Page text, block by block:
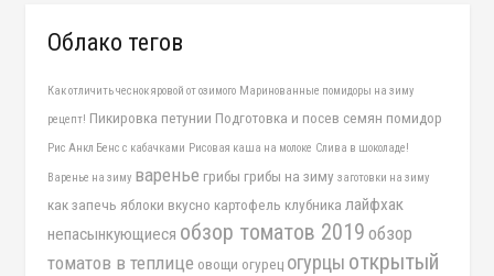
Облако тегов
Как отличить чеснок яровой от озимого Маринованные помидоры на зиму
рецепт! Пикировка петунии Подготовка и посев семян помидор
Рис Анкл Бенс с кабачками Рисовая каша на молоке Слива в шоколаде!
Варенье на зиму варенье грибы грибы на зиму заготовки на зиму
как запечь яблоки вкусно картофель клубника лайфхак
непасынкующиеся обзор томатов 2019 обзор
томатов в теплице овощи огурец огурцы открытый